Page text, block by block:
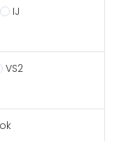
IJ
VS2